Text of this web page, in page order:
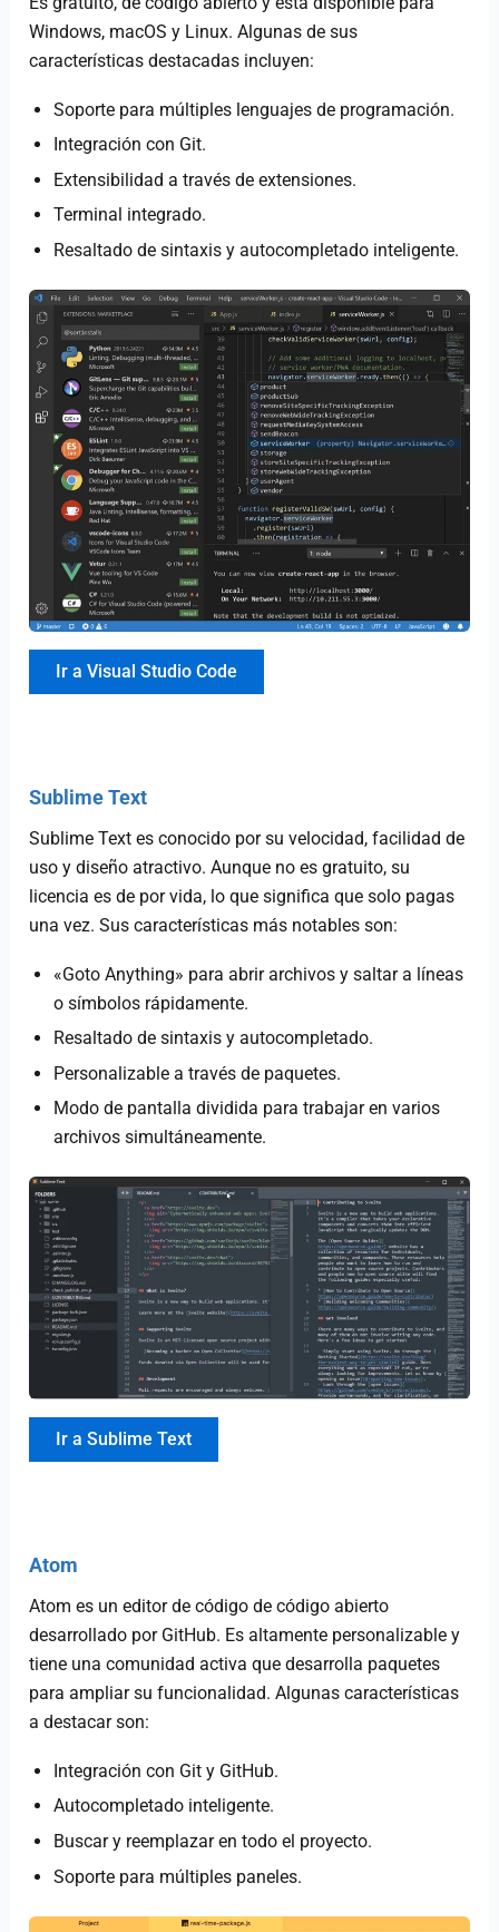
Windows, macOS y Linux. Algunas de sus
características destacadas incluyen:
Soporte para múltiples lenguajes de programación.
Integración con Git.
Extensibilidad a través de extensiones.
Terminal integrado.
Resaltado de sintaxis y autocompletado inteligente.
Ir a Visual Studio Code
Sublime Text
Sublime Text es conocido por su velocidad, facilidad de
uso y diseño atractivo. Aunque no es gratuito, su
licencia es de por vida, lo que significa que solo pagas
una vez. Sus características más notables son:
«Goto Anything» para abrir archivos y saltar a líneas
o símbolos rápidamente.
Resaltado de sintaxis y autocompletado.
Personalizable a través de paquetes.
Modo de pantalla dividida para trabajar en varios
archivos simultáneamente.
Ir a Sublime Text
Atom
Atom es un editor de código de código abierto
desarrollado por GitHub. Es altamente personalizable y
tiene una comunidad activa que desarrolla paquetes
para ampliar su funcionalidad. Algunas características
a destacar son:
Integración con Git y GitHub.
Autocompletado inteligente.
Buscar y reemplazar en todo el proyecto.
Soporte para múltiples paneles.